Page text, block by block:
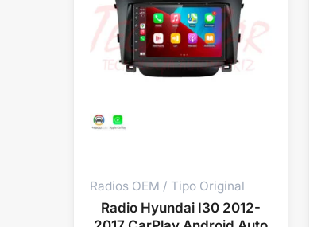
Radios OEM / Tipo Original
Radio Hyundai I30 2012-